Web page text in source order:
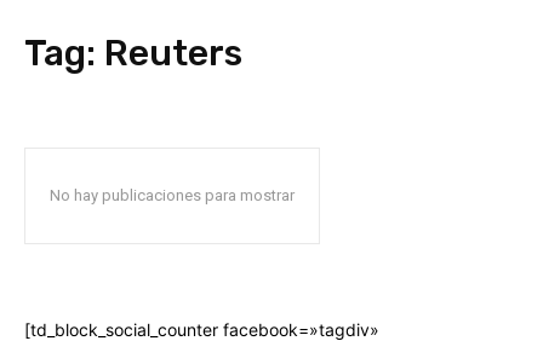
Tag: Reuters
No hay publicaciones para mostrar
[td_block_social_counter facebook=»tagdiv»